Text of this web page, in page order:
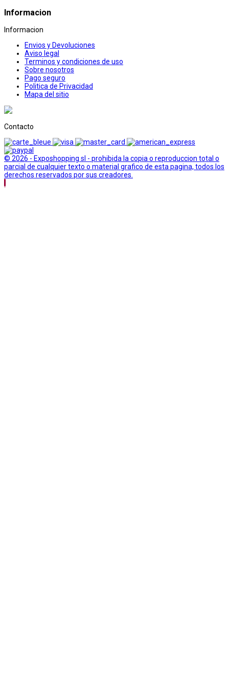
Informacion
Informacion
Envios y Devoluciones
Aviso legal
Terminos y condiciones de uso
Sobre nosotros
Pago seguro
Politica de Privacidad
Mapa del sitio
Contacto
© 2026 - Exposhopping sl - prohibida la copia o reproduccion total o
parcial de cualquier texto o material grafico de esta pagina, todos los
derechos reservados por sus creadores.